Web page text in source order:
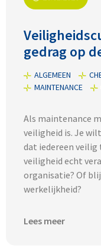
gedrag op
ALGEMEEN
MAINTENANCE
Als maintenance
veiligheid is. Je
dat iedereen
veiligheid echt
organisatie? Of
werkelijkheid?
Lees meer